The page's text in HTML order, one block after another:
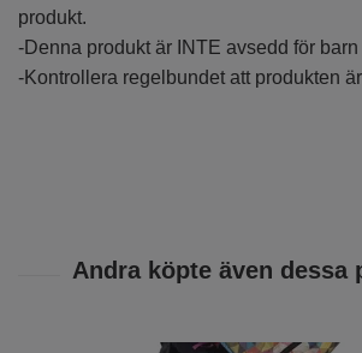
produkt.
-Denna produkt är INTE avsedd för
-Kontrollera regelbundet att produkten